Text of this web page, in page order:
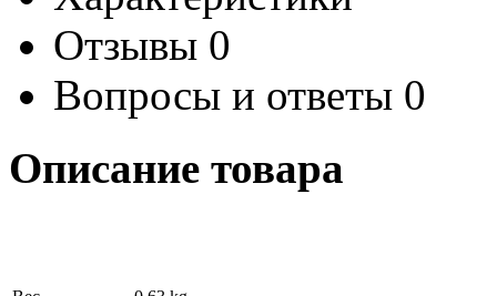
Отзывы 0
Вопросы и ответы 0
Описание товара